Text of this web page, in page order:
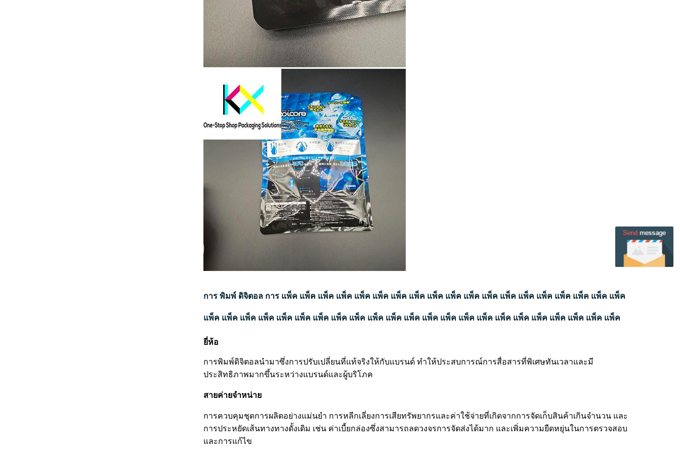
การ พิมพ์ ดิจิตอล การ แพ็ค แพ็ค แพ็ค แพ็ค แพ็ค แพ็ค แพ็ค แพ็ค แพ็ค แพ็ค แพ็ค แพ็ค แพ็ค แพ็ค แพ็ค แพ็ค แพ็ค แพ็ค แพ็ค
แพ็ค แพ็ค แพ็ค แพ็ค แพ็ค แพ็ค แพ็ค แพ็ค แพ็ค แพ็ค แพ็ค แพ็ค แพ็ค แพ็ค แพ็ค แพ็ค แพ็ค แพ็ค แพ็ค แพ็ค แพ็ค แพ็ค แพ็ค
ยี่ห้อ
การพิมพ์ดิจิตอลนํามาซึ่งการปรับเปลี่ยนที่แท้จริงให้กับแบรนด์ ทําให้ประสบการณ์การสื่อสารที่พิเศษทันเวลาและมี
ประสิทธิภาพมากขึ้นระหว่างแบรนด์และผู้บริโภค
สายค่ายจําหน่าย
การควบคุมชุดการผลิตอย่างแม่นยํา การหลีกเลี่ยงการเสียทรัพยากรและค่าใช้จ่ายที่เกิดจากการจัดเก็บสินค้าเกินจํานวน และ
การประหยัดเส้นทางทางดั้งเดิม เช่น ค่าเบี้ยกล่องซึ่งสามารถลดวงจรการจัดส่งได้มาก และเพิ่มความยืดหยุ่นในการตรวจสอบ
และการแก้ไข